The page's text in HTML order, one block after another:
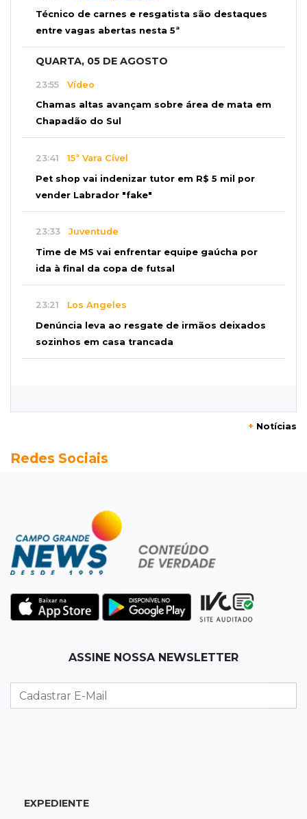
Técnico de carnes e resgatista são destaques
entre vagas abertas nesta 5ª
QUARTA, 05 DE AGOSTO
23:55 Vídeo
Chamas altas avançam sobre área de mata em
Chapadão do Sul
23:41 15ª Vara Cível
Pet shop vai indenizar tutor em R$ 5 mil por
vender Labrador "fake"
23:33 Juventude
Time de MS vai enfrentar equipe gaúcha por
ida à final da copa de futsal
23:21 Los Angeles
Denúncia leva ao resgate de irmãos deixados
sozinhos em casa trancada
formação de ciclone bomba
23:00Ideb
Chapadão do Sul
Homem é baleado após apontar revólver para
policiais militares
22:42Resumão
Palmeiras e Vasco confirmam vagas nas
Eleitorado aprova teste da urna, mas diz que
colinha será "fundamental"
+ Notícias
Redes Sociais
ASSINE NOSSA NEWSLETTER
EXPEDIENTE